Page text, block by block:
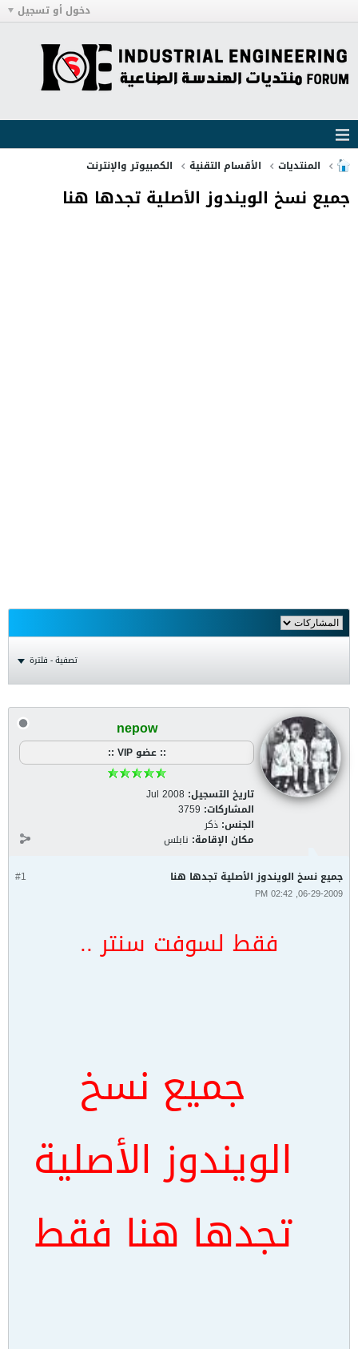
دخول أو تسجيل
المنتديات الأقسام التقنية الكمبيوتر والإنترنت
جميع نسخ الويندوز الأصلية تجدها هنا
تصفية - فلترة
nepow
:: عضو VIP ::
تاريخ التسجيل: Jul 2008
المشاركات: 3759
الجنس: ذكر
مكان الإقامة: نابلس
#1 جميع نسخ الويندوز الأصلية تجدها هنا
06-29-2009, 02:42 PM
فقط لسوفت سنتر ..
جميع نسخ
الويندوز الأصلية
تجدها هنا فقط